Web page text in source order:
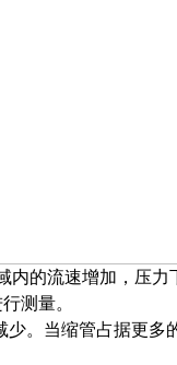
的流速增加，
量。
。当缩管占据更多